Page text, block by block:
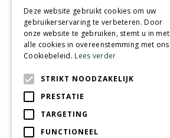
Wij accepteren
Tuincentrum
Speelparadijs
Deze website gebruikt cookies om uw
gebruikerservaring te verbeteren. Door
onze website te gebruiken, stemt u in met
alle cookies in overeenstemming met ons
Cookiebeleid.Lees verder
STRIKT NOODZAKELIJK
PRESTATIE
TARGETING
FUNCTIONEEL